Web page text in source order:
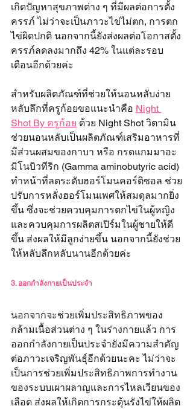
เกิดปัญหาสุขภาพต่าง ๆ ที่มีผลต่อการตั้ง
ครรภ์ ไม่ว่าจะเป็นภาวะไข่ไม่ตก, การตก
ไข่ผิดปกติ นอกจากนี้ยังส่งผลต่อโอกาสตั้ง
ครรภ์ลดลงมากถึง 42% ในแต่ละรอบ
เดือนอีกด้วยค่ะ
สำหรับผลิตภัณฑ์ที่ช่วยให้นอนหลับง่าย
หลับลึกที่ครูก้อยขอแนะนำคือ Night
Shot By ครูก้อย ด้วย Night Shot วิตามิน
ช่วยนอนหลับเป็นผลิตภัณฑ์เสริมอาหารที่
มีส่วนผสมของกาบา หรือ กรดแกมมาอะ
มิโนบิวทีริก (Gamma aminobutyric acid)
ทำหน้าที่ลดระดับฮอร์โมนคอร์ติซอล ช่วย
ปรับการหลั่งฮอร์โมนเพศให้สมดุลมากยิ่ง
ขึ้น ซึ่งจะช่วยควบคุมการตกไข่ในผู้หญิง
และควบคุมการผลิตสเปิร์มในผู้ชายให้ดี
ขึ้น ส่งผลให้มีลูกง่ายขึ้น นอกจากนี้ยังช่วย
ให้หลับลึกหลับนานอีกด้วยค่ะ
3. ออกกำลังกายเป็นประจำ
นอกจากจะช่วยเพิ่มประสิทธิภาพของ
กล้ามเนื้อส่วนต่าง ๆ ในร่างกายแล้ว การ
ออกกำลังกายเป็นประจำยังมีความสำคัญ
ต่อภาวะเจริญพันธุ์อีกด้วยนะคะ ไม่ว่าจะ
เป็นการช่วยเพิ่มประสิทธิภาพการทำงาน
ของระบบเผาผลาญและการไหลเวียนของ
เลือด ส่งผลให้เกิดการกระตุ้นรังไข่ให้ผลิต